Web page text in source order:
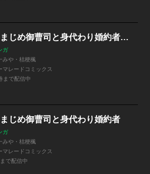
きまじめ御曹司と身代わり婚約者【分冊版】
ガ
みや・桔梗楓
マレードコミックス
まで配信中
じめ御曹司と身代わり婚約者
ガ
みや・桔梗楓
マレードコミックス
で配信中